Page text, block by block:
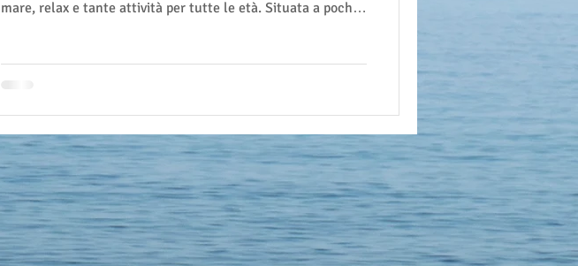
mare, relax e tante attività per tutte le età. Situata a pochi
Locanda Villa Fiori, ecco alcune delle cose da non perdere
du